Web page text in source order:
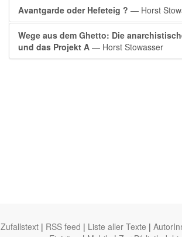
Avantgarde oder Hefeteig ? — Horst
Wege aus dem Ghetto: Die
und das Projekt A — Horst Stowasser
Zufallstext | RSS feed | Liste aller Texte |